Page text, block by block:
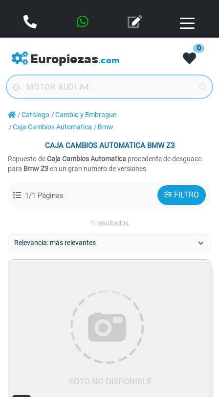
Europiezas.com
0
Catálogo
Cambio y Embrague
Caja Cambios Automatica
Bmw
CAJA CAMBIOS AUTOMATICABMW Z3
Repuesto deCaja Cambios Automatica procedente de desguace
para Bmw Z3en un gran numero de versiones
1/1 Páginas FILTRO
1 resultados